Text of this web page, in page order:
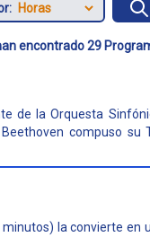
encontrado 29
de la Orquesta
compuso su
la convierte